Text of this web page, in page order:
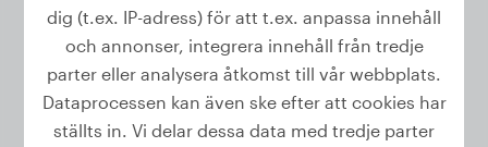
Återställ ditt lösenord
Ange din e-postadress så skickar vi dig en länk
för att återställa ditt lösenord.
dig (t.ex. IP-adress) för att t.ex. anpassa innehåll
och annonser, integrera innehåll från tredje
parter eller analysera åtkomst till vår webbplats.
Dataprocessen kan även ske efter att cookies har
ställts in. Vi delar dessa data med tredje parter